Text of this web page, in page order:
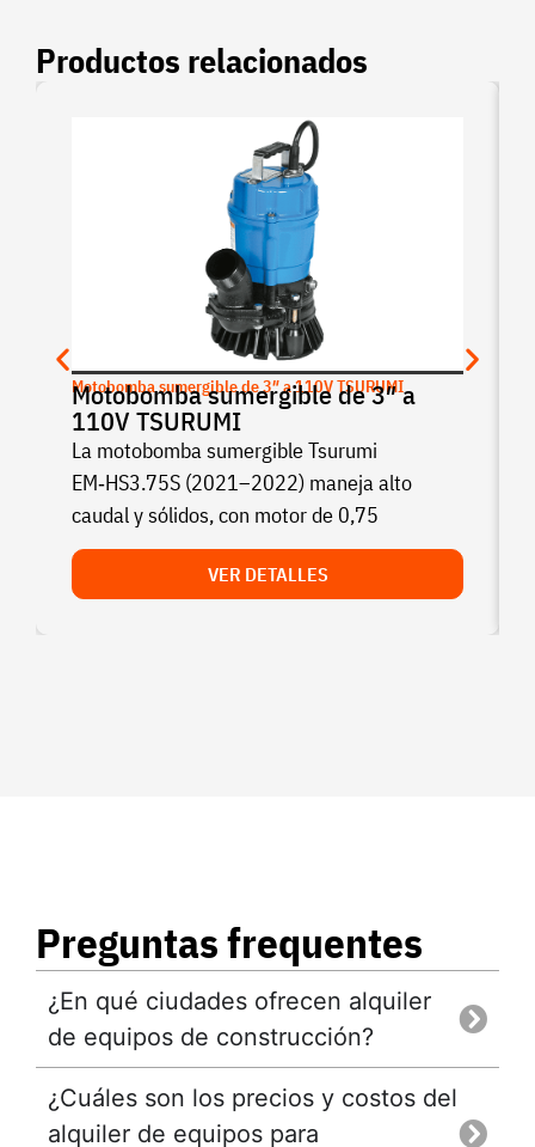
Productos relacionados
Motobomba sumergible de 3″ a 110V TSURUMI
Motobomba sumergible de 3″ a
110V TSURUMI
La motobomba sumergible Tsurumi
EM‑HS3.75S (2021–2022) maneja alto
caudal y sólidos, con motor de 0,75
VER DETALLES
Preguntas frequentes
¿En qué ciudades ofrecen alquiler
de equipos de construcción?
¿Cuáles son los precios y costos del
alquiler de equipos para